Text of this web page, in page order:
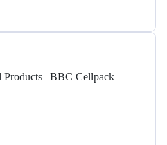
| BBC Cellpack